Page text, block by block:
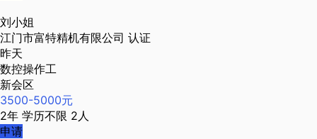
刘小姐
江门市富特精机有限公司 认证
昨天
数控操作工
新会区
3500-5000元
2年 学历不限 2人
申请